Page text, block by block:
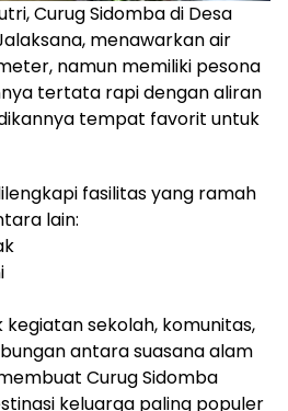
Curug Sidomba di Desa
menawarkan air
namun memiliki pesona
tertata rapi dengan aliran
tempat favorit untuk
fasilitas yang ramah
lain:
sekolah, komunitas,
antara suasana alam
Curug Sidomba
keluarga paling populer